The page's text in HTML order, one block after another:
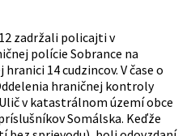
zadržali policajti v
polície Sobrance na
14 cudzincov. V čase o
hraničnej kontroly
v katastrálnom území obce
Somálska. Keďže